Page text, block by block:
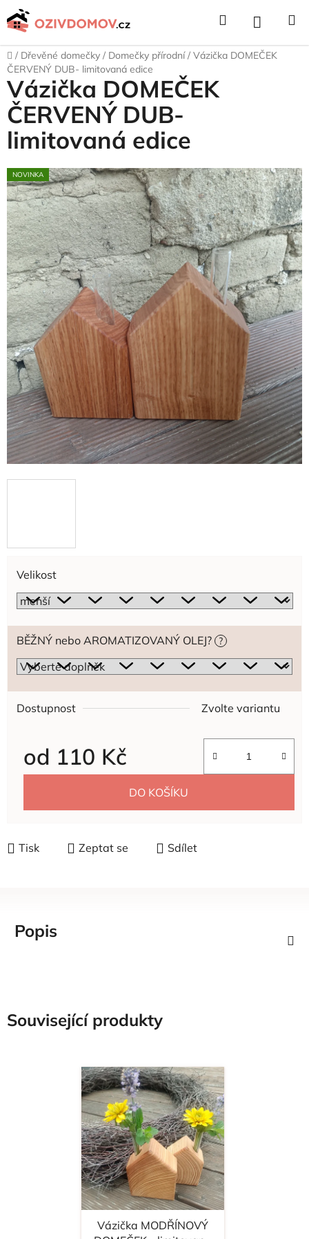
Přejít
na
Hledat NÁKUPNÍ
KOŠÍK
Domů
/ Dřevěné domečky / Domečky přírodní / Vázička DOMEČEK
ČERVENÝ DUB- limitovaná edice
Velikost
BĚŽNÝ nebo AROMATIZOVANÝ OLEJ? ?
Dostupnost Zvolte variantu
od 110 Kč
Měrná cena:
DO KOŠÍKU
Tisk Zeptat se Sdílet
Vázička DOMEČEK
ČERVENÝ DUB-
limitovaná edice
NOVINKA
Popis
Související produkty
Vázička MODŘÍNOVÝ